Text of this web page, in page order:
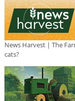
News Harvest | The
cats?